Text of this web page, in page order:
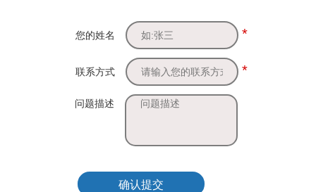
您的姓名 *
联系方式 *
问题描述
确认提交